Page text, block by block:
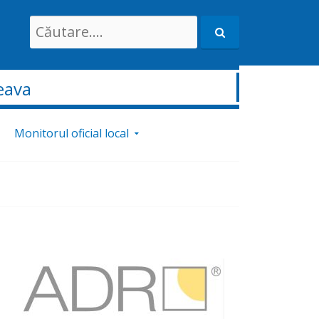
Search
for:
Monitorul oficial local